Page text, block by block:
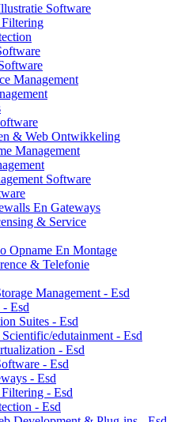
Software
Management
& Web Ontwikkeling
Management
Software
En Gateways
& Service
Opname En Montage
& Telefonie
Management - Esd
- Esd
Suites - Esd
edutainment - Esd
- Esd
- Esd
- Esd
- Esd
- Esd